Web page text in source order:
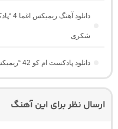
شکری
دانلود پادکست ام کو 42 “ریمیکس عاشقانه طولانی” از دیجی امکو
ارسال نظر برای این آهنگ